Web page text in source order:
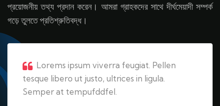
প্রয়োজনীয় তথ্য প্রদান করেন। আমরা গ্রাহকদের সাথে দীর্ঘমেয়াদী সম্পর্ক
গড়ে তুলতে প্রতিশ্রুতিবদ্ধ।
Lorems ipsum viverra feugiat. Pellen
tesque libero ut justo, ultrices in ligula.
Semper at tempufddfel.